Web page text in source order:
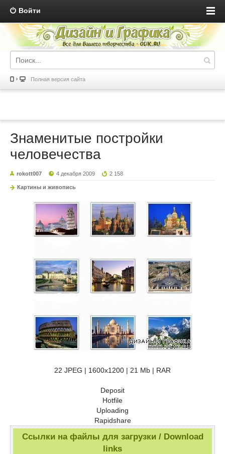
Войти
Полная версия сайта
Знаменитые постройки
человечества
rokott007 4 декабря 2009 2 158
Картины и живопись
22 JPEG | 1600x1200 | 21 Mb | RAR
Deposit
Hotfile
Uploading
Rapidshare
Ссылки на файлы для загрузки / Download
links